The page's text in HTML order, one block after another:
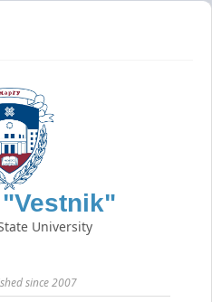
University
since 2007